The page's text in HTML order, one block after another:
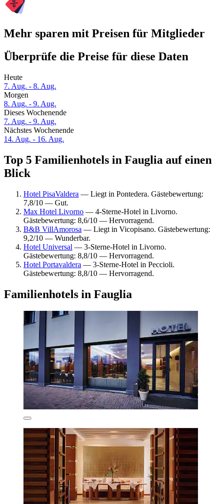
Mehr sparen mit Preisen für Mitglieder
Überprüfe die Preise für diese Daten
Heute
7. Aug. - 8. Aug.
Morgen
8. Aug. - 9. Aug.
Dieses Wochenende
7. Aug. - 9. Aug.
Nächstes Wochenende
14. Aug. - 16. Aug.
Top 5 Familienhotels in Fauglia auf einen
Blick
Hotel PisaValdera — Liegt in Pontedera. Gästebewertung:
7,8/10 — Gut.
Max Hotel Livorno — 4-Sterne-Hotel in Livorno.
Gästebewertung: 8,6/10 — Hervorragend.
B&B VillAmorosa — Liegt in Vicopisano. Gästebewertung:
9,2/10 — Wunderbar.
Hotel Universal — 3-Sterne-Hotel in Livorno.
Gästebewertung: 8,8/10 — Hervorragend.
Hotel Portavaldera — 3-Sterne-Hotel in Peccioli.
Gästebewertung: 8,8/10 — Hervorragend.
Familienhotels in Fauglia